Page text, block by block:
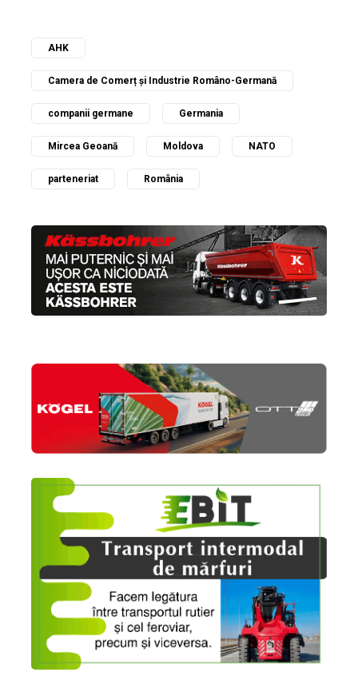
AHK
Camera de Comerț și Industrie Româno-Germană
companii germane Germania
Mircea Geoană Moldova NATO
parteneriat România